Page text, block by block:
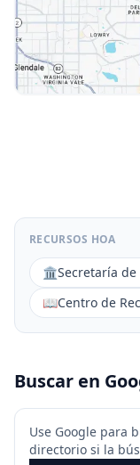
RECURSOS HOA
🏛️Secretaría de
📖Centro de
Buscar en
Use Google para
directorio si la